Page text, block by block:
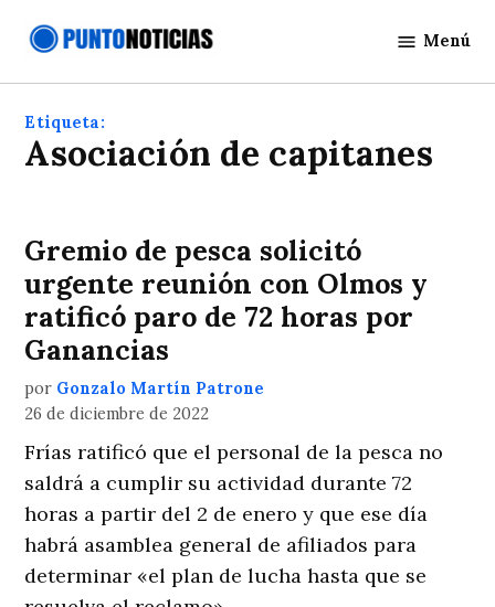
Noticias
Menú
Etiqueta:
Asociación de capitanes
Gremio de pesca solicitó
urgente reunión con Olmos y
ratificó paro de 72 horas por
Ganancias
por Gonzalo Martín Patrone
26 de diciembre de 2022
Frías ratificó que el personal de la pesca no
saldrá a cumplir su actividad durante 72
horas a partir del 2 de enero y que ese día
habrá asamblea general de afiliados para
determinar «el plan de lucha hasta que se